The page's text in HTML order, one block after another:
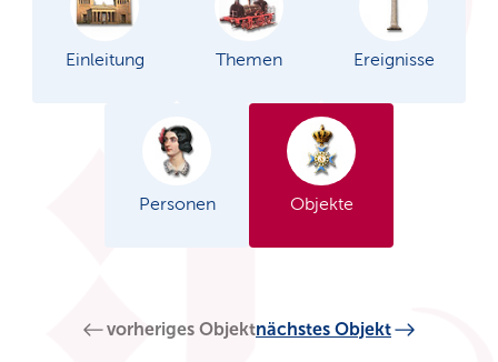
Einleitung Themen Ereignisse
Personen Objekte
vorheriges Objektnächstes Objekt